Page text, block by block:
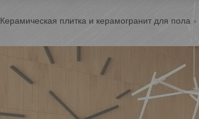
Керамическая плитка и керамогранит для пола